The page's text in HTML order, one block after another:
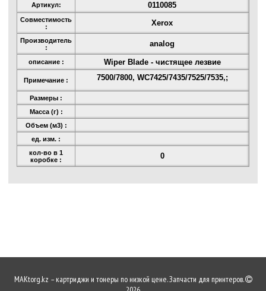
Артикул: 0110085
Совместимость
:
Xerox
Производитель
:
analog
описание : Wiper Blade - чистящее лезвие
Примечание : 7500/7800, WC7425/7435/7525/7535,;
Размеры :
Масса (г) :
Объем (м3) :
ед. изм. :
кол-во в 1
коробке :
0
MAKtorg.kz – картриджи и тонеры по низкой цене. Запчасти для принтеров.